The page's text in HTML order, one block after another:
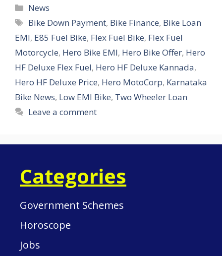
Categories
News
Tags
Bike Down Payment, Bike Finance, Bike Loan
EMI, E85 Fuel Bike, Flex Fuel Bike, Flex Fuel
Motorcycle, Hero Bike EMI, Hero Bike Offer, Hero
HF Deluxe Flex Fuel, Hero HF Deluxe Kannada,
Hero HF Deluxe Price, Hero MotoCorp, Karnataka
Bike News, Low EMI Bike, Two Wheeler Loan
Leave a comment
Categories
Government Schemes
Horoscope
Jobs